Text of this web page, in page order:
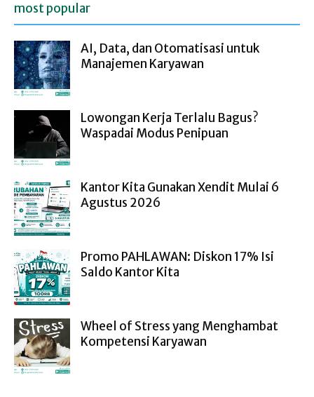
most popular
AI, Data, dan Otomatisasi untuk
Manajemen Karyawan
Lowongan Kerja Terlalu Bagus?
Waspadai Modus Penipuan
Kantor Kita Gunakan Xendit Mulai 6
Agustus 2026
Promo PAHLAWAN: Diskon 17% Isi
Saldo Kantor Kita
Wheel of Stress yang Menghambat
Kompetensi Karyawan